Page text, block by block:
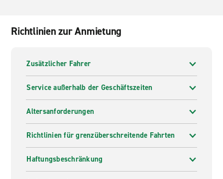
Richtlinien zur Anmietung
Zusätzlicher Fahrer
Service außerhalb der Geschäftszeiten
Altersanforderungen
Richtlinien für grenzüberschreitende Fahrten
Haftungsbeschränkung